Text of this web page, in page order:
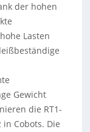
der hohen
Lasten
Gewicht
die RT1-
Cobots. Die